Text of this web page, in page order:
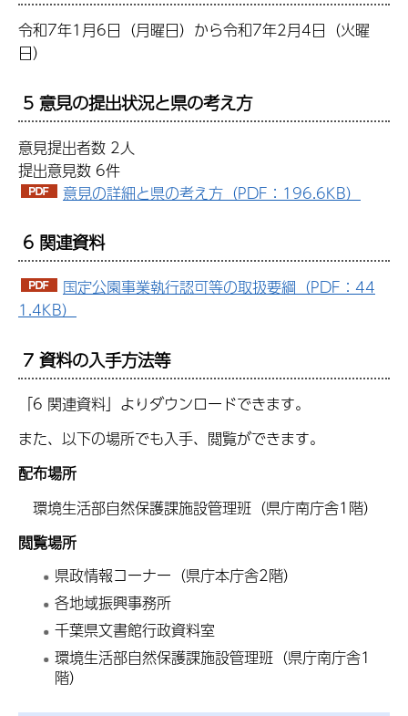
令和7年1月6日（月曜日）から令和7年2月4日（火曜
日）
5 意見の提出状況と県の考え方
意見提出者数 2人
提出意見数 6件
意見の詳細と県の考え方（PDF：196.6KB）
6 関連資料
国定公園事業執行認可等の取扱要綱（PDF：44
1.4KB）
7 資料の入手方法等
「6 関連資料」よりダウンロードできます。
また、以下の場所でも入手、閲覧ができます。
配布場所
環境生活部自然保護課施設管理班（県庁南庁舎1階）
閲覧場所
県政情報コーナー（県庁本庁舎2階）
各地域振興事務所
千葉県文書館行政資料室
環境生活部自然保護課施設管理班（県庁南庁舎1
階）